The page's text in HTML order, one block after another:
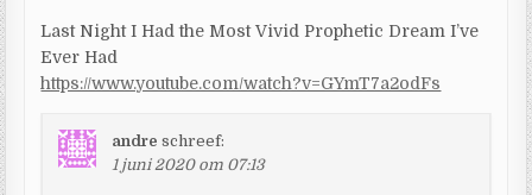
Last Night I Had the Most Vivid Prophetic Dream I’ve
Ever Had
https://www.youtube.com/watch?v=GYmT7a2odFs
andre schreef:
1 juni 2020 om 07:13